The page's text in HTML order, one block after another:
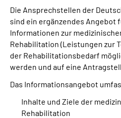
Suche
Language
Inhalte in Gebärdensprache
Leichte Sprache
Die Ansprechstellen der
sind ein ergänzendes Angebot
Informationen zur
Rehabilitation (Leistungen zur
der Rehabilitationsbedarf
werden und auf eine
Das Informationsangebot
Inhalte und Ziele der
Rehabilitation